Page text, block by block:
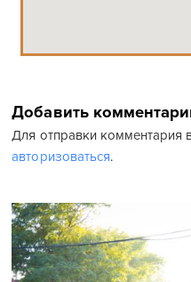
Добавить
Для отправки комментария
авторизоваться.